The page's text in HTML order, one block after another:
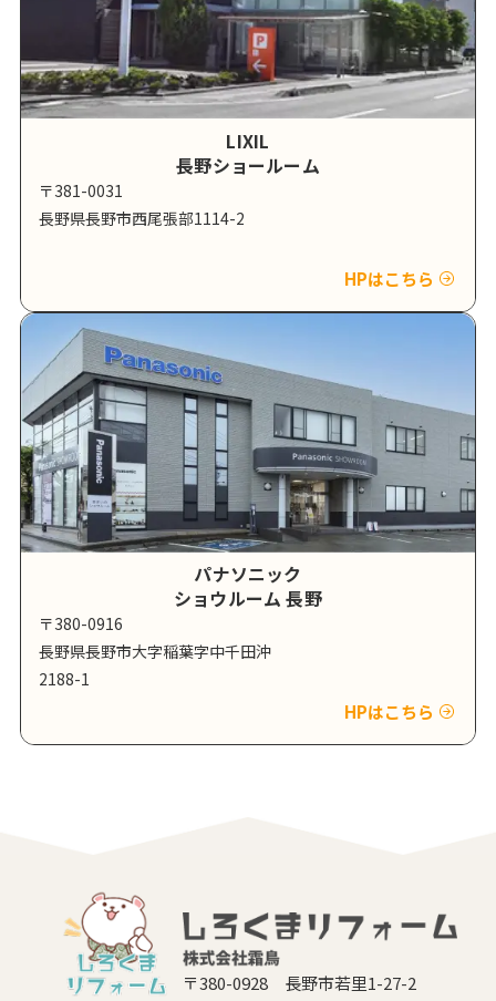
LIXIL
長野ショールーム
〒381-0031
長野県長野市西尾張部1114-2
HPはこちら
パナソニック
ショウルーム 長野
〒380-0916
長野県長野市大字稲葉字中千田沖
2188-1
HPはこちら
〒380-0928 長野市若里1-27-2